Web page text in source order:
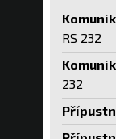
RS 232
232